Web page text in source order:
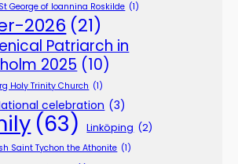
George of Ioannina Roskilde (1)
2026 (21)
Patriarch in
2025 (10)
Holy Trinity Church (1)
celebration (3)
(63) Linköping (2)
Saint Tychon the Athonite (1)